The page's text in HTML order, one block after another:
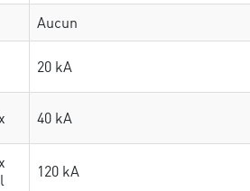
Aucun
20 kA
40 kA
120 kA